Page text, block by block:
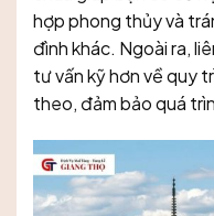
hợp phong thủy và
đình khác. Ngoài ra,
tư vấn kỹ hơn về quy
theo, đảm bảo quá